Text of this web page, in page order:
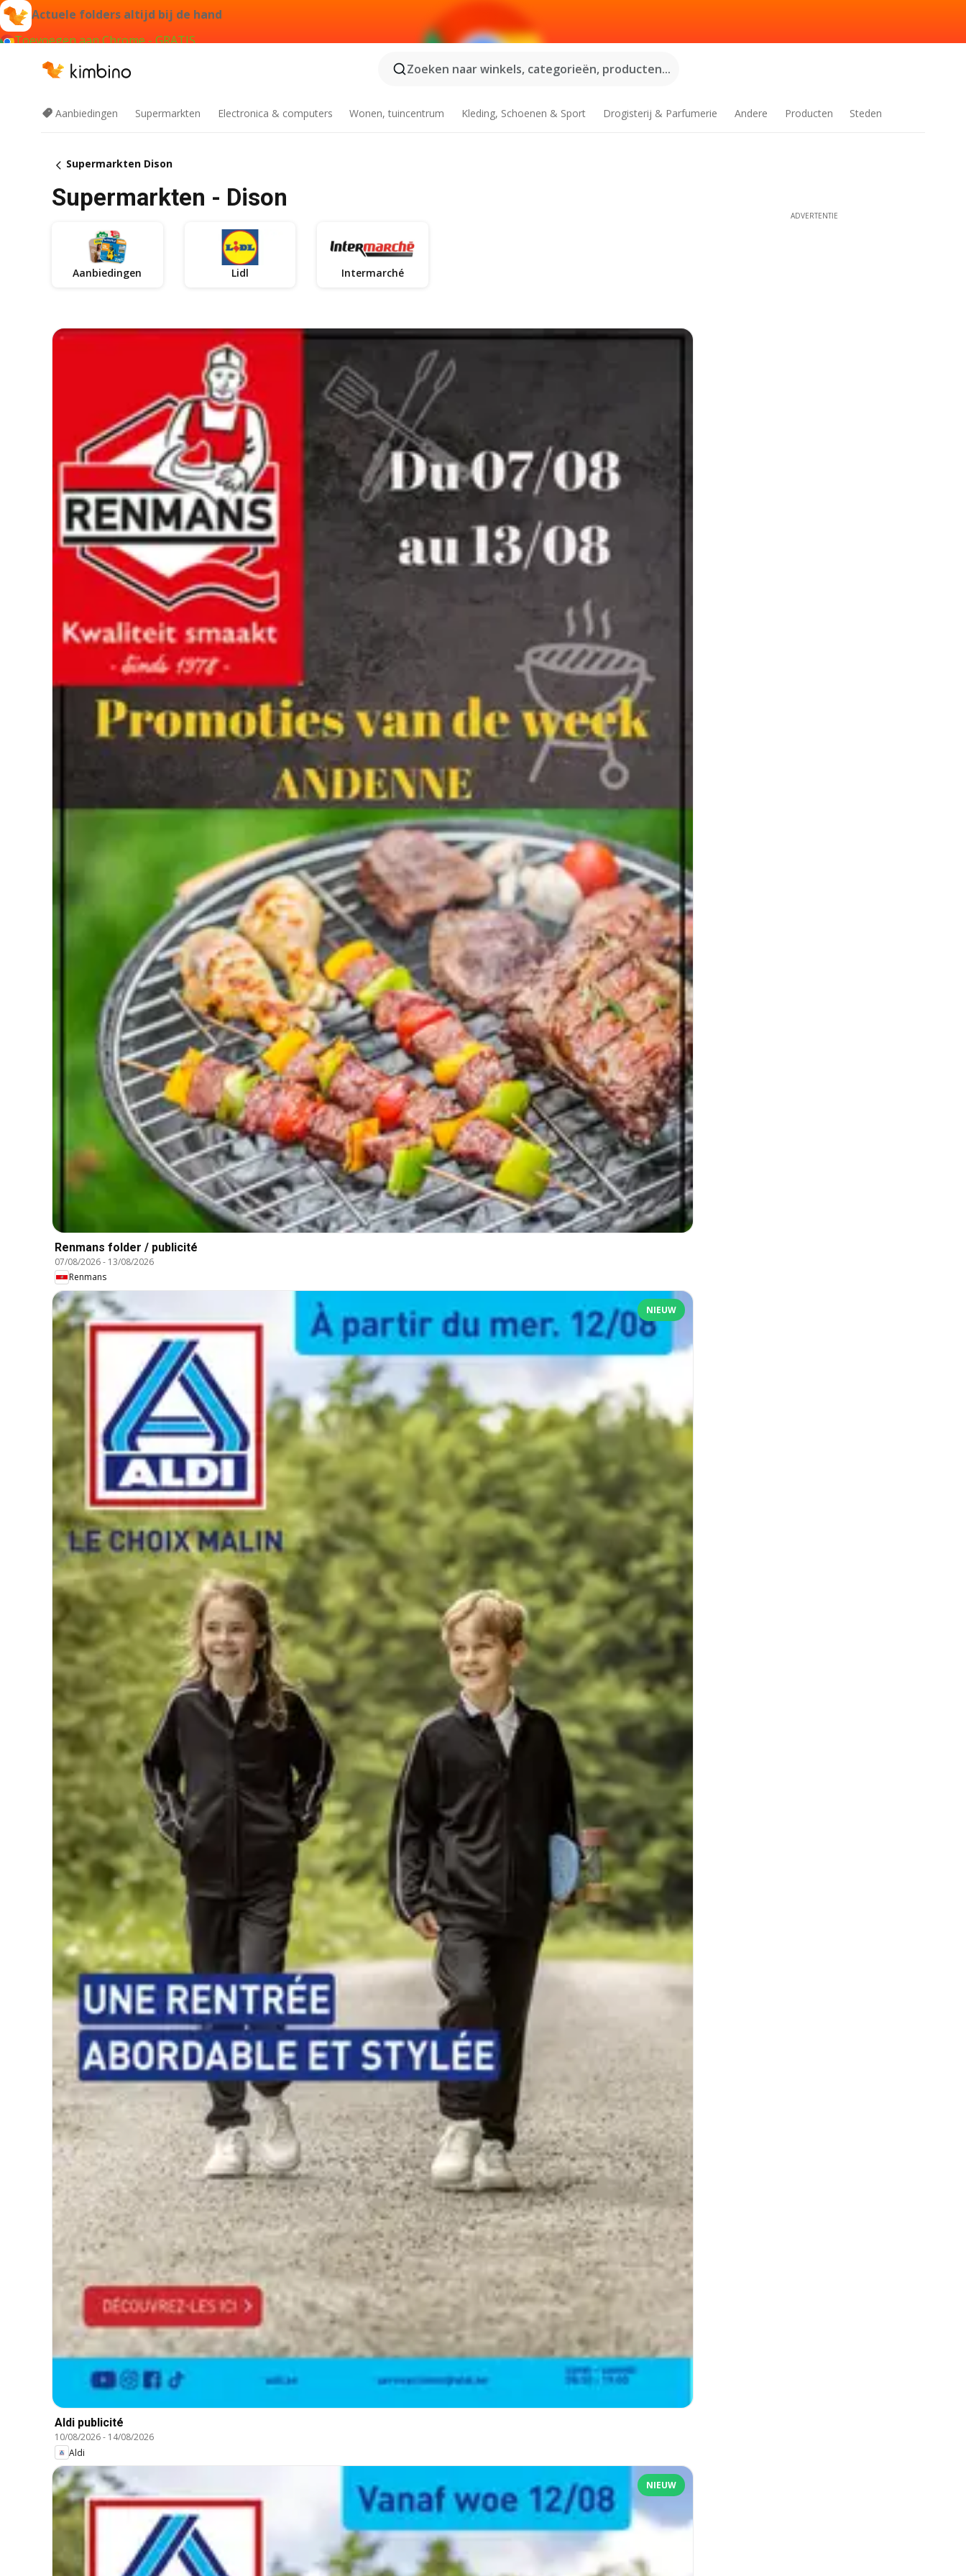
Actuele folders altijd bij de hand
Toevoegen aan Chrome - GRATIS
Zoeken naar winkels, categorieën, producten...
Aanbiedingen Supermarkten Electronica & computers Wonen, tuincentrum Kleding, Schoenen & Sport Drogisterij & Parfumerie Andere Producten Steden
Supermarkten Dison
Supermarkten - Dison
Aanbiedingen Lidl Intermarché
Renmans folder / publicité
07/08/2026- 13/08/2026
Renmans
NIEUW
Aldi publicité
10/08/2026- 14/08/2026
Aldi
NIEUW
ADVERTENTIE